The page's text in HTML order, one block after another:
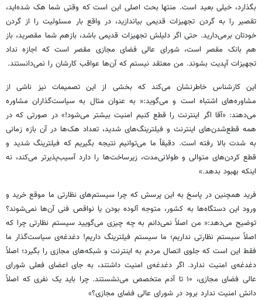
بگذارد، خیلی بعید است. منتها بحث اصلی این است که وقتی شما هک شده‌اید،
تقصیر را به گردن تجهیزات قدیمی بیاندازید، در واقع بار مسئولیت را از گردن
خودتان برمی‌دارید. حتی اگر دلیلش تجهیزات قدیمی باشد، بازهم شما مقصرید، باز
هم بانک مقصر است، شورای عالی فضای مجازی مقصر است که اجازه نداد
تجهیزات آپدیت بشوند. من معتقد نیستم که آن‌ها عواقب کارشان را نمی‌دانستند.
این کارشناس خاطرنشان می‌کند که بخشی از این تصمیمات نیز ناشی از
مشاوره‌های اشتباه است و می‌گوید:« به عنوان مثال به سیاست‌گذاران مشاوره
می‌دهند: «آقا اگر اینترنت را قطع کنیم امنیت بیشتر می‌شود!» در صورتی که در
همه قطع‌شدن‌های اینترنت و فیلترینگ‌های شدید، تعداد هک‌ها در آن بازه زمانی
به شدت بالا رفته است. دقیقاً ما می‌توانیم نتیجه بگیریم که فیلترینگ شدید و
قطع کردن‌های متوالی و طولانی‌مدت، زیرساخت‌ها را دارد آسیب‌پذیرتر می‌کند، نه
اینکه بهبود بدهد.»
فرید همچنین در پاسخ به این پرسش که چرا سیستم‌های نظارتی ما موقع خرید و
ورود این دستگاه‌ها به کشور، متوجه آلوده بودن یا نواقص فنی آن‌ها نمی‌شوند؟
توضیح می‌دهد:« من اصلاً نمی‌دانم به چه چیزی می‌گویید سیستم نظارتی چرا که
اصلاً سیستم نظارتی نداریم؛ ما سیستم فیلترینگ داریم! دغدغه‌ی سیاست‌گذار ما
فقط این است که جلوی اتصال مردم به اینترنت و شبکه‌های مجازی را بگیرد؛ اصلاً
دغدغه‌ی امنیت ندارد. اگر دغدغه‌ی امنیت داشتند، به جای اعضای فعلی شورای
عالی فضای مجازی، ۱۰ تا آدم متخصص می‌نشستند. چرا باید یک نفری که اصلاً
دانش امنیت ندارد برود در شورای عالی فضای مجازی؟»